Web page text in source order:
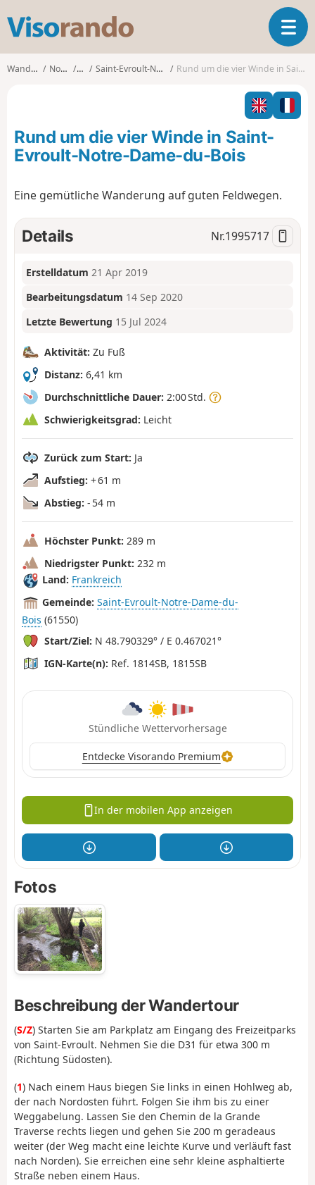
s
o
o
T
o
g
l
n
i
o
Wanderungen Normandie OrneSaint-Evroult-Notre-Dame-du-Bois Rund um die vier Winde in Saint-Evroult-Notre-Dame-du-Bois
Rund um die vier Winde in Saint-
Evroult-Notre-Dame-du-Bois
Eine gemütliche Wanderung auf guten Feldwegen.
Details Nr.1995717
Erstelldatum 21 Apr 2019
Bearbeitungsdatum 14 Sep 2020
Letzte Bewertung 15 Jul 2024
Aktivität: Zu Fuß
Distanz: 6,41 km
Durchschnittliche Dauer: 2:00 Std.
Schwierigkeitsgrad: Leicht
Zurück zum Start: Ja
Aufstieg: + 61 m
Abstieg: - 54 m
Höchster Punkt: 289 m
Niedrigster Punkt: 232 m
Land: Frankreich
Gemeinde: Saint-Evroult-Notre-Dame-du-
Bois (61550)
Start/Ziel: N 48.790329° / E 0.467021°
IGN-Karte(n): Ref. 1814SB, 1815SB
Stündliche Wettervorhersage
Entdecke Visorando Premium
In der mobilen App anzeigen
Fotos
Beschreibung der Wandertour
(S/Z) Starten Sie am Parkplatz am Eingang des Freizeitparks
von Saint-Evroult. Nehmen Sie die D31 für etwa 300 m
(Richtung Südosten).
(1) Nach einem Haus biegen Sie links in einen Hohlweg ab,
der nach Nordosten führt. Folgen Sie ihm bis zu einer
Weggabelung. Lassen Sie den Chemin de la Grande
Traverse rechts liegen und gehen Sie 200 m geradeaus
weiter (der Weg macht eine leichte Kurve und verläuft fast
nach Norden). Sie erreichen eine sehr kleine asphaltierte
Straße neben einem Haus.